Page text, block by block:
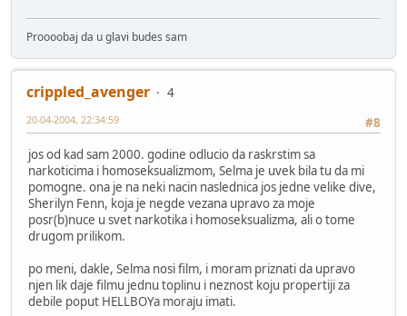
Proooobaj da u glavi budes sam
crippled_avenger
4
#8
20-04-2004, 22:34:59
jos od kad sam 2000. godine odlucio da raskrstim sa
narkoticima i homoseksualizmom, Selma je uvek bila tu da mi
pomogne. ona je na neki nacin naslednica jos jedne velike dive,
Sherilyn Fenn, koja je negde vezana upravo za moje
posr(b)nuce u svet narkotika i homoseksualizma, ali o tome
drugom prilikom.
po meni, dakle, Selma nosi film, i moram priznati da upravo
njen lik daje filmu jednu toplinu i neznost koju propertiji za
debile poput HELLBOYa moraju imati.